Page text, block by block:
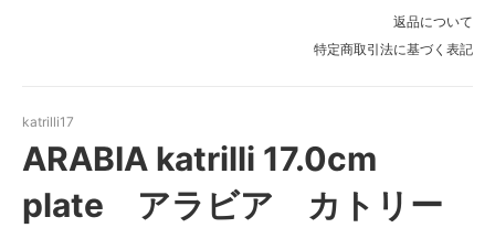
返品について
特定商取引法に基づく表記
katrilli17
ARABIA katrilli 17.0cm
plate アラビア カトリー